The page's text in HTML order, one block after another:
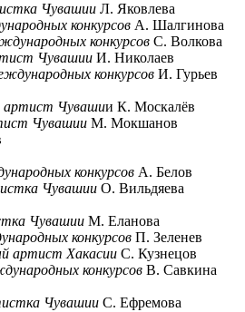
Чувашии Л. Яковлева
конкурсов А. Шалгинова
конкурсов С. Волкова
Чувашии И. Николаев
конкурсов И. Гурьев
артист Чувашии К. Москалёв
Чувашии М. Мокшанов
конкурсов А. Белов
Чувашии О. Вильдяева
Чувашии М. Еланова
конкурсов П. Зеленев
артист Хакасии С. Кузнецов
конкурсов В. Савкина
Чувашии С. Ефремова